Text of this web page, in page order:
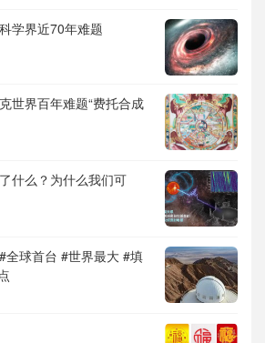
学界近70年难题
世界百年难题“费托合成
什么？为什么我们可
全球首台 #世界最大 #填